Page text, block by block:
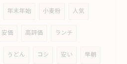
年末年始 小麦粉 人気
安価 高評価 ランチ
うどん コシ 安い 早朝